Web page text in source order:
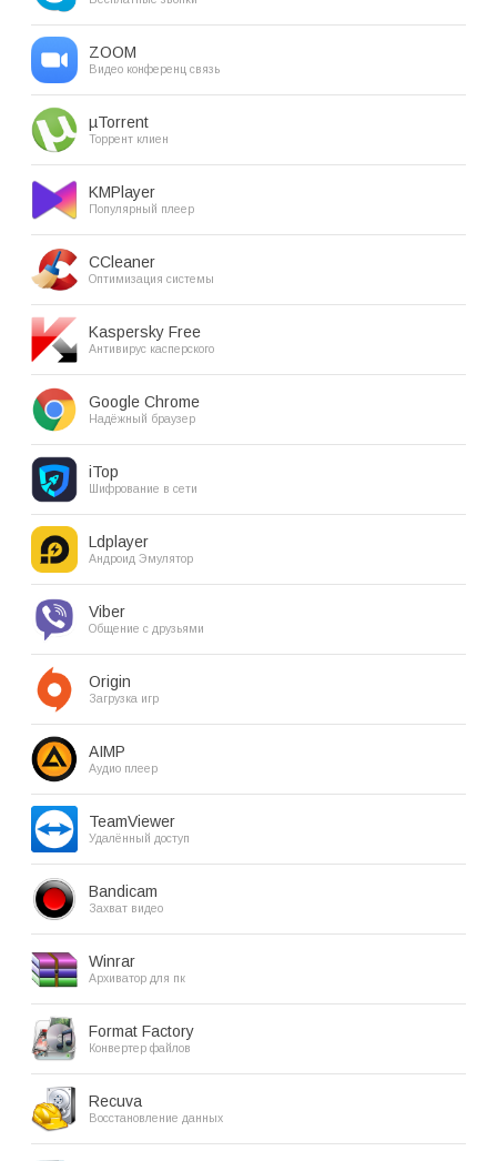
ZOOM
Видео конференц связь
µTorrent
Торрент клиен
KMPlayer
Популярный плеер
CCleaner
Оптимизация системы
Kaspersky Free
Антивирус касперского
Google Chrome
Надёжный браузер
iTop
Шифрование в сети
Ldplayer
Андроид Эмулятор
Viber
Общение с друзьями
Origin
Загрузка игр
AIMP
Аудио плеер
TeamViewer
Удалённый доступ
Bandicam
Захват видео
Winrar
Архиватор для пк
Format Factory
Конвертер файлов
Recuva
Восстановление данных